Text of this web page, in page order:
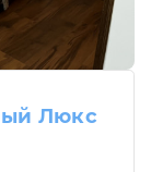
Люкс